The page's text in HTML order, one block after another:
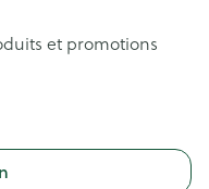
et promotions